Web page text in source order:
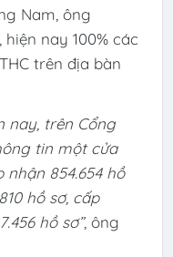
Nam, ông
nay 100% các
trên địa bàn
nay, trên Cổng
tin một cửa
854.654 hồ
hồ sơ, cấp
hồ sơ”, ông